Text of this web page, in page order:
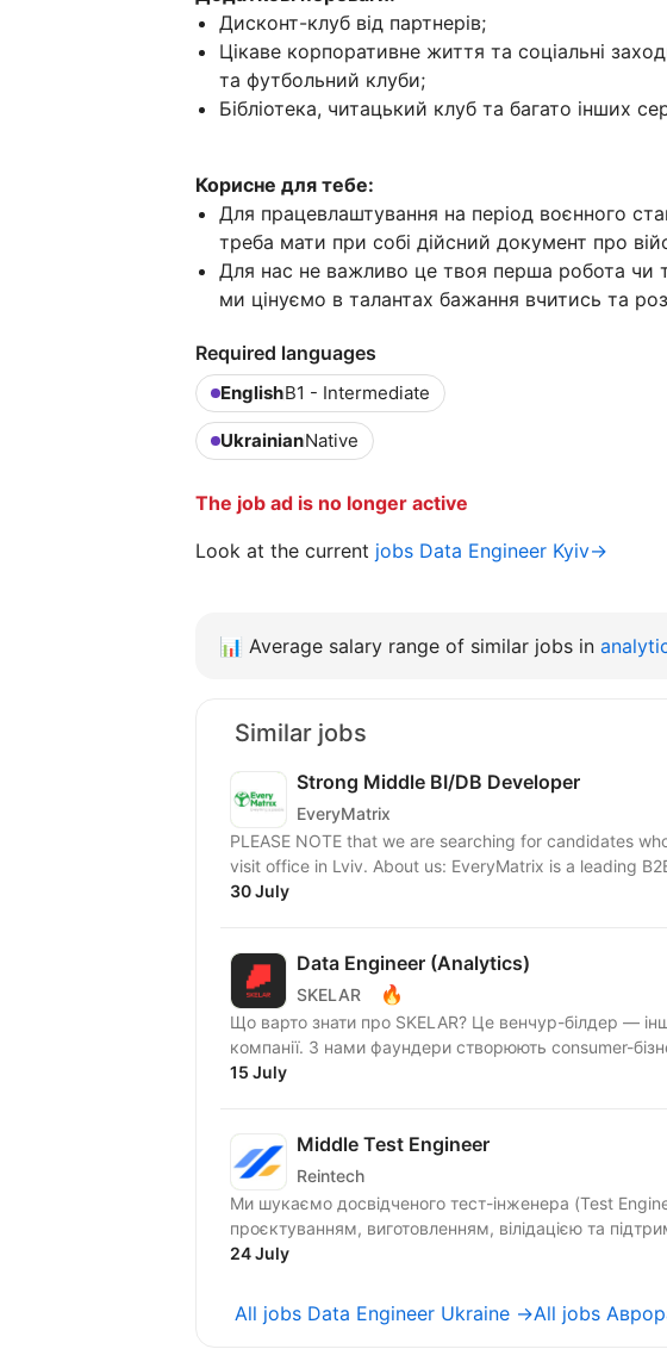
Дисконт-клуб від партнерів;
Цікаве корпоративне життя та соціальні
та футбольний клуби;
Бібліотека, читацький клуб та багато інших
Корисне для тебе:
Для працевлаштування на період воєнного
треба мати при собі дійсний документ про
Для нас не важливо це твоя перша робота чи
ми цінуємо в талантах бажання вчитись та
Required languages
EnglishB1 - Intermediate
UkrainianNative
The job ad is no longer active
Look at the current jobs Data Engineer Kyiv→
📊 Average salary range of similar jobs in
Similar jobs
Strong Middle BI/DB Developer
EveryMatrix
PLEASE NOTE that we are searching for candidates
visit office in Lviv. About us: EveryMatrix is a leading
30 July
Data Engineer (Analytics)
SKELAR 🔥
Що варто знати про SKELAR? Це венчур-білдер —
компанії. З нами фаундери створюють consumer-
15 July
Middle Test Engineer
Reintech
Ми шукаємо досвідченого тест-інженера (Test
проєктуванням, виготовленням, вілідацією та
24 July
All jobs Data Engineer Ukraine →All jobs